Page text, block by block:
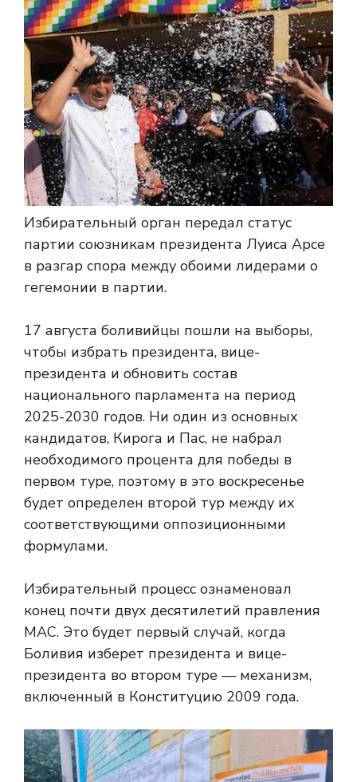
Избирательный орган передал статус
партии союзникам президента Луиса Арсе
в разгар спора между обоими лидерами о
гегемонии в партии.
17 августа боливийцы пошли на выборы,
чтобы избрать президента, вице-
президента и обновить состав
национального парламента на период
2025-2030 годов. Ни один из основных
кандидатов, Кирога и Пас, не набрал
необходимого процента для победы в
первом туре, поэтому в это воскресенье
будет определен второй тур между их
соответствующими оппозиционными
формулами.
Избирательный процесс ознаменовал
конец почти двух десятилетий правления
МАС. Это будет первый случай, когда
Боливия изберет президента и вице-
президента во втором туре — механизм,
включенный в Конституцию 2009 года.